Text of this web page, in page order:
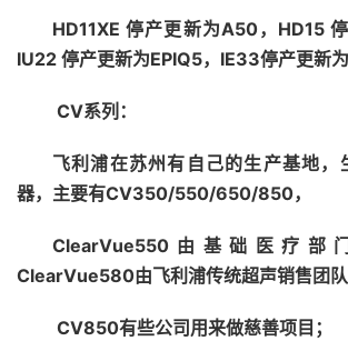
HD11XE 停产更新为A50，HD15
IU22 停产更新为EPIQ5，IE33停产更新为
CV系列：
飞利浦在苏州有自己的生产基地，
器，主要有CV350/550/650/850，
ClearVue550由基础医疗部
ClearVue580由飞利浦传统超声销售团队
CV850有些公司用来做慈善项目；